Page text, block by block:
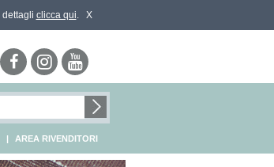
clicca qui. X
| AREA RIVENDITORI